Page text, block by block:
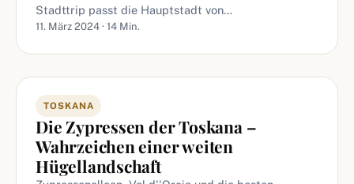
Stadttrip passt die Hauptstadt von…
11. März 2024 · 14 Min.
TOSKANA
Die Zypressen der Toskana –
Wahrzeichen einer weiten
Hügellandschaft